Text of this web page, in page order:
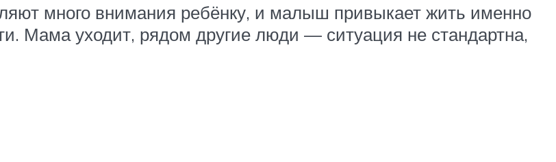
много внимания ребёнку, и малыш привыкает жить именно
Мама уходит, рядом другие люди — ситуация не стандартна,